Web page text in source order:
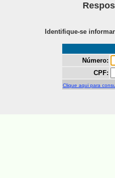
Identifique-se
Número:
CPF:
Clique aqui para